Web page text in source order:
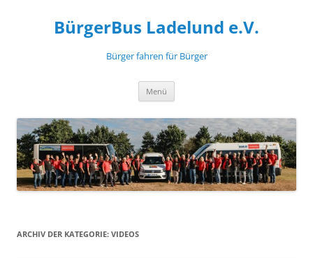
springenBürgerBus Ladelund e.V.
Bürger fahren für Bürger
Menü
ARCHIV DER KATEGORIE: VIDEOS